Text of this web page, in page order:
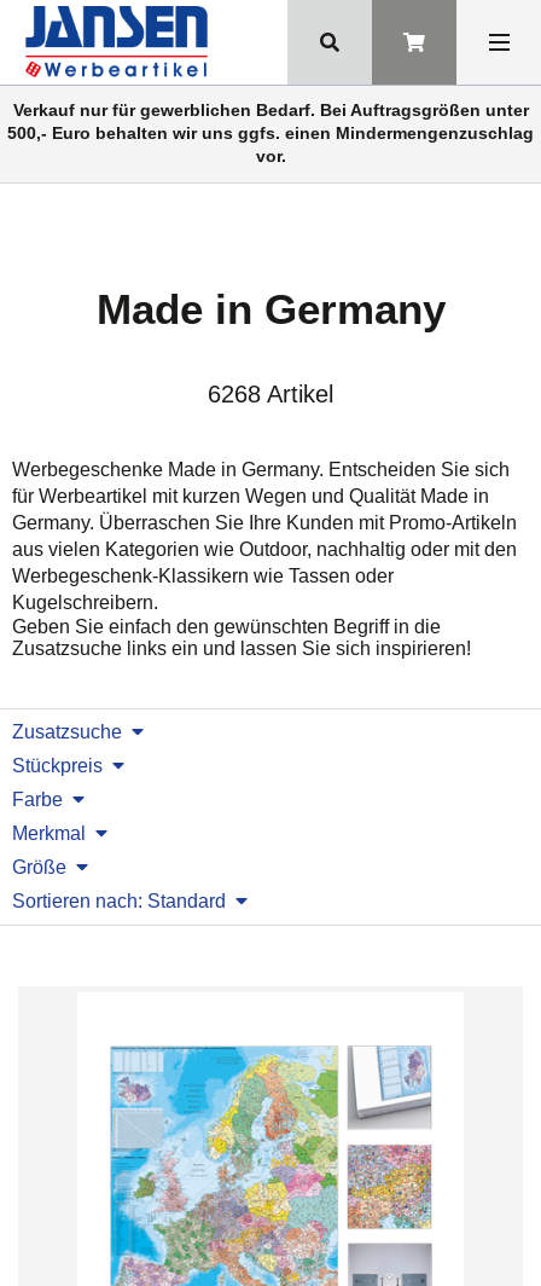
Verkauf nur für gewerblichen Bedarf. Bei Auftragsgrößen unter
500,- Euro behalten wir uns ggfs. einen Mindermengenzuschlag
vor.
Made in Germany
6268 Artikel
Werbegeschenke Made in Germany. Entscheiden Sie sich
für Werbeartikel mit kurzen Wegen und Qualität Made in
Germany. Überraschen Sie Ihre Kunden mit Promo-Artikeln
aus vielen Kategorien wie Outdoor, nachhaltig oder mit den
Werbegeschenk-Klassikern wie Tassen oder
Kugelschreibern.
Geben Sie einfach den gewünschten Begriff in die
Zusatzsuche links ein und lassen Sie sich inspirieren!
Zusatzsuche
Stückpreis
Farbe
Merkmal
Größe
Sortieren nach: Standard